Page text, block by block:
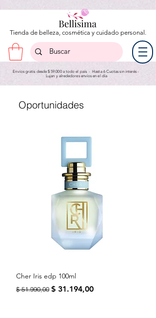
Tienda de belleza, cosmética y cuidado personal.
Envíos gratis desde $ 59.000 a todo el país - Hasta 6 Cuotas sin interés -
Lujan y alrededores envíos en el día
Oportunidades
Cher Iris edp 100ml
Precio
$ 51.990,00 Precio de oferta
$ 31.194,00